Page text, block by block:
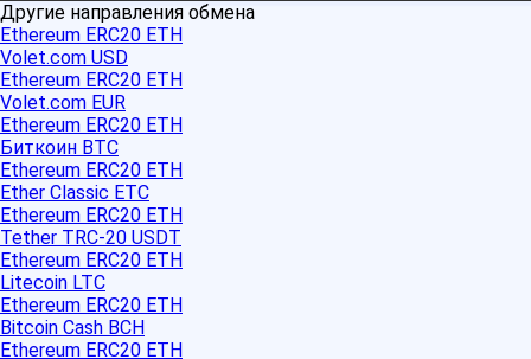
Другие направления обмена
Ethereum ERC20 ETH
Volet.com USD
Ethereum ERC20 ETH
Volet.com EUR
Ethereum ERC20 ETH
Биткоин BTC
Ethereum ERC20 ETH
Ether Classic ETC
Ethereum ERC20 ETH
Tether TRC-20 USDT
Ethereum ERC20 ETH
Litecoin LTC
Ethereum ERC20 ETH
Bitcoin Cash BCH
Ethereum ERC20 ETH